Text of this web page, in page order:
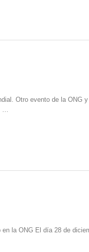
Otro evento de la ONG y
…
la ONG El día 28 de